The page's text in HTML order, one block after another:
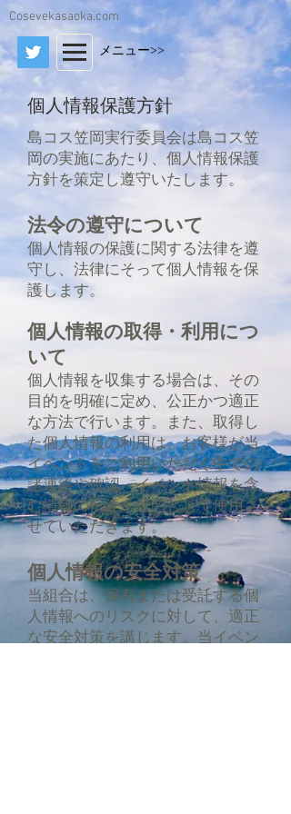
Cosevekasaoka.com
メニュー>>
個人情報保護方針
島コス笠岡実行委員会は島コス笠
岡の実施にあたり、個人情報保護
方針を策定し遵守いたします。
法令の遵守について
個人情報の保護に関する法律を遵
守し、法律にそって個人情報を保
護します。
個人情報の取得・利用につ
いて
個人情報を収集する場合は、その
目的を明確に定め、公正かつ適正
な方法で行います。また、取得し
た個人情報の利用は、お客様が当
イベントをご利用いただく中での
諸連絡や確認、イベント情報を含
む情報の伝達を目的として使用さ
せていただきます。
個人情報の安全対策
当組合は、保有または受託する個
人情報へのリスクに対して、適正
な安全対策を講じます。当イベン